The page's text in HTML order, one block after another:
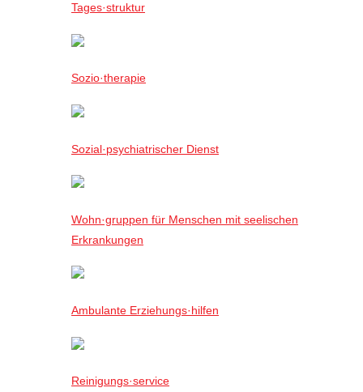
Tages·struktur
Sozio·therapie
Sozial·psychiatrischer Dienst
Wohn·gruppen für Menschen mit seelischen
Erkrankungen
Ambulante Erziehungs·hilfen
Reinigungs·service